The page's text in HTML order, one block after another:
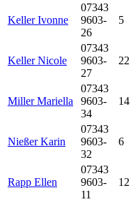
Keller Ivonne
07343
9603-
26
5
Keller Nicole
07343
9603-
27
22
Miller Mariella
07343
9603-
34
14
Nießer Karin
07343
9603-
32
6
Rapp Ellen
07343
9603-
11
12